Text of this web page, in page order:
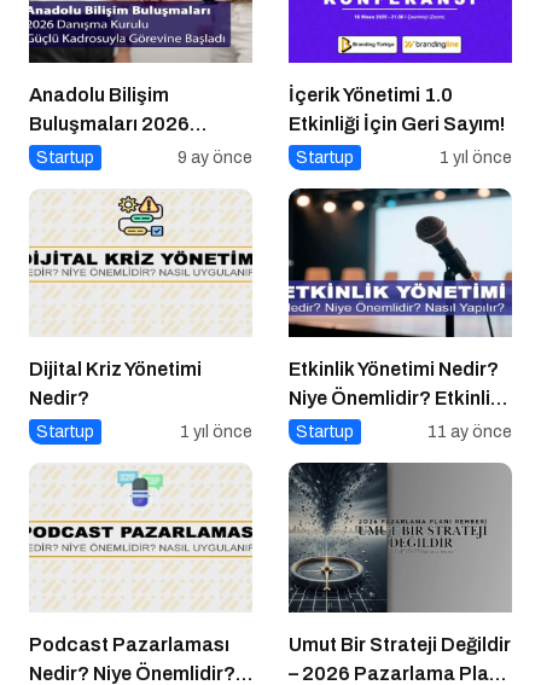
Anadolu Bilişim
Buluşmaları 2026
Danışma Kurulu Güçlü
Başladı
Startup 9 ay önce
İçerik Yönetimi 1.0
Etkinliği İçin Geri Sayım!
Startup 1 yıl önce
Dijital Kriz Yönetimi
Nedir?
Startup 1 yıl önce
Etkinlik Yönetimi Nedir?
Niye Önemlidir? Etkinlik
Yönetimi Nasıl Yapılır?
Startup 11 ay önce
Podcast Pazarlaması
Nedir? Niye Önemlidir?
Umut Bir Strateji Değildir
– 2026 Pazarlama Planı